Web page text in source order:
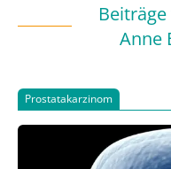
Anne
Prostatakarzinom